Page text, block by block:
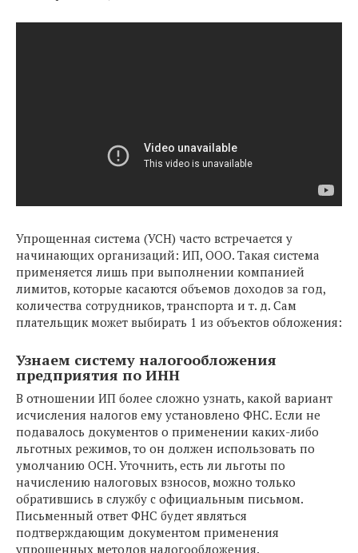
Упрощенная система (УСН) часто встречается у
начинающих организаций: ИП, ООО. Такая система
применяется лишь при выполнении компанией
лимитов, которые касаются объемов доходов за год,
количества сотрудников, транспорта и т. д. Сам
плательщик может выбирать 1 из объектов обложения:
Узнаем систему налогообложения
предприятия по ИНН
В отношении ИП более сложно узнать, какой вариант
исчисления налогов ему установлено ФНС. Если не
подавалось документов о применении каких-либо
льготных режимов, то он должен использовать по
умолчанию ОСН. Уточнить, есть ли льготы по
начислению налоговых взносов, можно только
обратившись в службу с официальным письмом.
Письменный ответ ФНС будет являться
подтверждающим документом применения
упрощенных методов налогообложения.